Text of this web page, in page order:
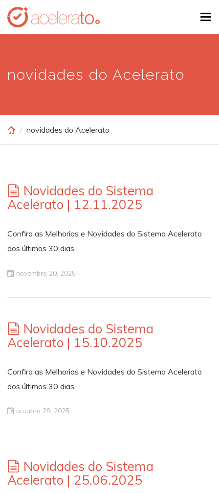
Skip
main
novidades do Acelerato
novidades do Acelerato
Novidades do Sistema
Acelerato | 12.11.2025
Confira as Melhorias e Novidades do Sistema Acelerato
dos últimos 30 dias.
novembro 20, 2025
Novidades do Sistema
Acelerato | 15.10.2025
Confira as Melhorias e Novidades do Sistema Acelerato
dos últimos 30 dias.
outubro 29, 2025
Novidades do Sistema
Acelerato | 25.06.2025